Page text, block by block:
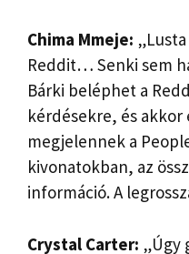
Chima Mmeje:
Reddit… Senki sem
Bárki beléphet a
kérdésekre, és akkor
megjelennek a
kivonatokban, az
információ. A
Crystal Carter: „Úgy